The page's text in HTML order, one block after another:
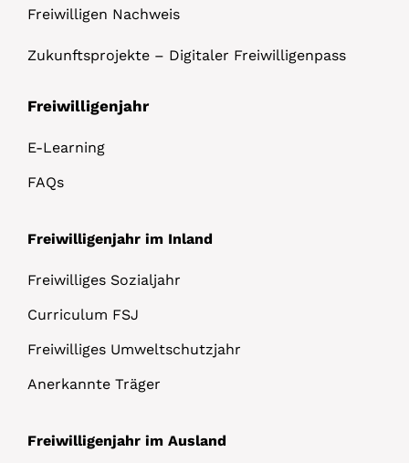
Freiwilligen Nachweis
Zukunftsprojekte – Digitaler Freiwilligenpass
Freiwilligenjahr
E-Learning
FAQs
Freiwilligenjahr im Inland
Freiwilliges Sozialjahr
Curriculum FSJ
Freiwilliges Umweltschutzjahr
Anerkannte Träger
Freiwilligenjahr im Ausland